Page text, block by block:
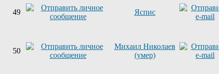
49 Яспис
50
Михаил Николаев
(умер)